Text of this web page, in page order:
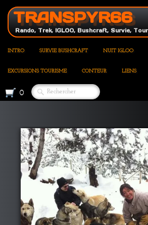
TRANSPYR66
Rando, Trek, IGLOO, Bushcraft, Survie,
INTRO SURVIE BUSHCRAFT NUIT IGLOO
EXCURSIONS TOURISME CONTEUR LIENS
0